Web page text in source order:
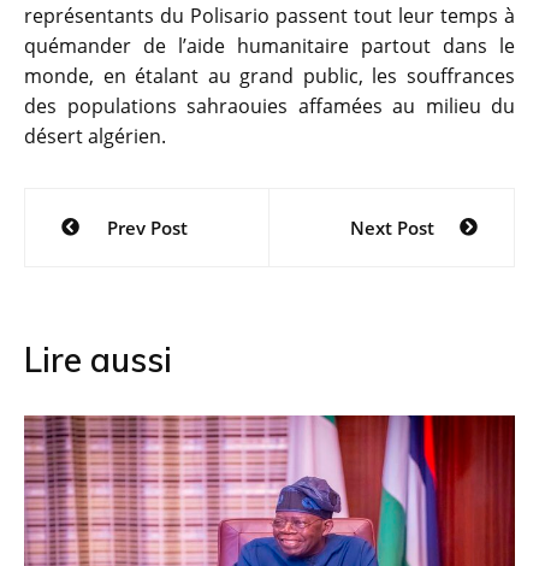
représentants du Polisario passent tout leur temps à
quémander de l’aide humanitaire partout dans le
monde, en étalant au grand public, les souffrances
des populations sahraouies affamées au milieu du
désert algérien.
Navigation
Prev Post Next Post
Lire aussi